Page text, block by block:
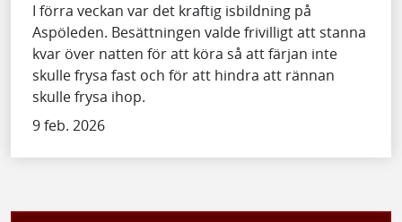
I förra veckan var det kraftig isbildning på
Aspöleden. Besättningen valde frivilligt att stanna
kvar över natten för att köra så att färjan inte
skulle frysa fast och för att hindra att rännan
skulle frysa ihop.
9 feb. 2026